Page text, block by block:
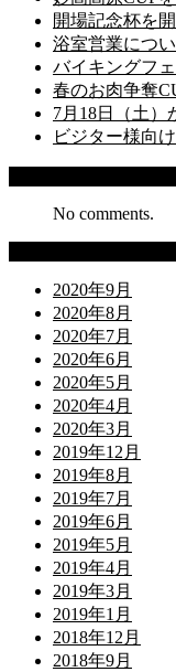
開場記念杯を
浴室営業につ
バイキングフ
春のお肉争奪
7月18日（土）
ビジター様向
No comments.
2020年9月
2020年8月
2020年7月
2020年6月
2020年5月
2020年4月
2020年3月
2019年12月
2019年8月
2019年7月
2019年6月
2019年5月
2019年4月
2019年3月
2019年1月
2018年12月
2018年9月